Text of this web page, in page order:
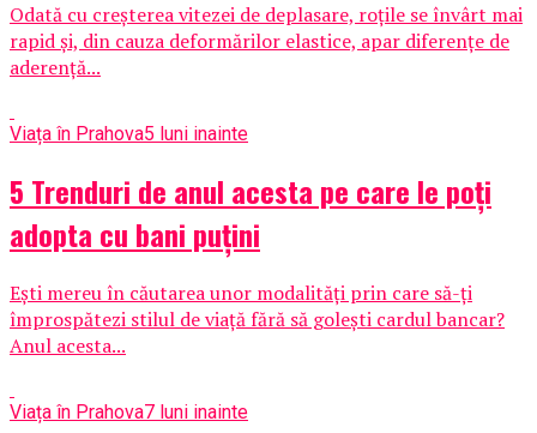
Odată cu creșterea vitezei de deplasare, roțile se învârt mai
rapid și, din cauza deformărilor elastice, apar diferențe de
aderență...
Viața în Prahova5 luni inainte
5 Trenduri de anul acesta pe care le poți
adopta cu bani puțini
Ești mereu în căutarea unor modalități prin care să-ți
împrospătezi stilul de viață fără să golești cardul bancar?
Anul acesta...
Viața în Prahova7 luni inainte